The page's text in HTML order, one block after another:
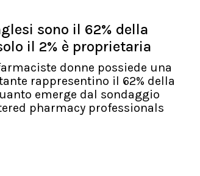
sono il 62% della
il 2% è proprietaria
donne possiede una
rappresentino il 62% della
emerge dal sondaggio
pharmacy professionals